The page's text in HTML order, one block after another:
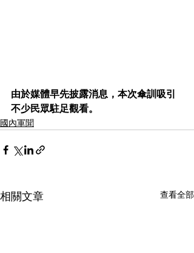
由於媒體早先披露消息，本次傘訓吸引
不少民眾駐足觀看。
國內軍聞
相關文章 查看全部